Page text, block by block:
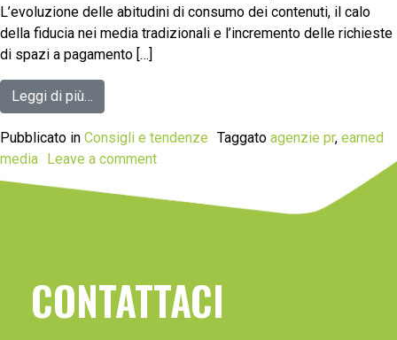
L’evoluzione delle abitudini di consumo dei contenuti, il calo
della fiducia nei media tradizionali e l’incremento delle richieste
di spazi a pagamento […]
Leggi di più…
Pubblicato in Consigli e tendenze Taggato agenzie pr, earned
media Leave a comment
CONTATTACI